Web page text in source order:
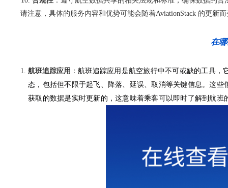
请注意，具体的服务内容和优势可能会随着AviationStack 的更新
在
航班追踪应用 ： 航班追踪应用是航空旅行中不可或缺的工具
态，包括但不限于起飞、降落、延误、取消等关键信息。这
获取的数据是实时更新的，这意味着乘客可以即时了解到航班